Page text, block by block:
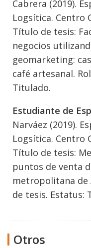
Cabrera (2019).
Logsítica. Centro
Título de tesis:
negocios
geomarketing:
café artesanal.
Titulado.
Estudiante de
Narváez (2019).
Logsítica. Centro
Título de tesis:
puntos de venta
metropolitana de
de tesis. Estatus:
Otros